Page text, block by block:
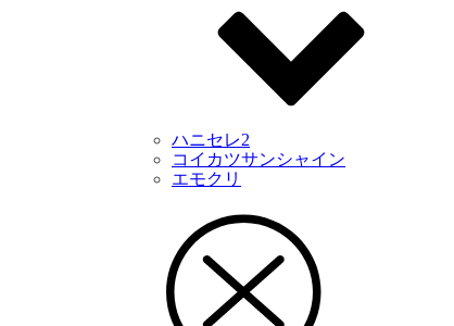
ハニセレ2
コイカツサンシャイン
エモクリ